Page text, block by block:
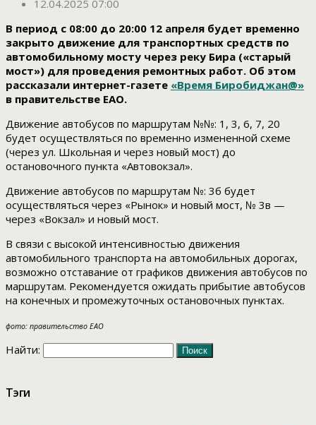
12.04.2025 07:00
В период с 08:00 до 20:00 12 апреля будет временно
закрыто движение для транспортных средств по
автомобильному мосту через реку Бира («старый
мост») для проведения ремонтных работ. Об этом
рассказали интернет-газете «Время Биробиджан@»
в правительстве ЕАО.
Движение автобусов по маршрутам №№: 1, 3, 6, 7, 20
будет осуществляться по временно измененной схеме
(через ул. Школьная и через новый мост) до
остановочного пункта «Автовокзал».
Движение автобусов по маршрутам №: 3б будет
осуществляться через «Рынок» и новый мост, № 3в —
через «Вокзал» и новый мост.
В связи с высокой интенсивностью движения
автомобильного транспорта на автомобильных дорогах,
возможно отставание от графиков движения автобусов по
маршрутам. Рекомендуется ожидать прибытие автобусов
на конечных и промежуточных остановочных пунктах.
фото: правительство ЕАО
Найти:
Тэги